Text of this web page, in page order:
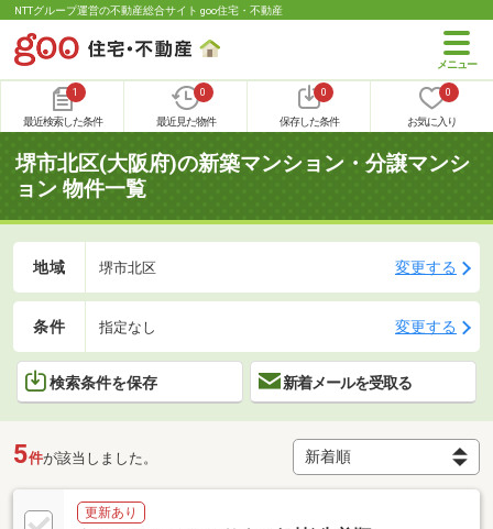
NTTグループ運営の不動産総合サイト goo住宅・不動産
1
最近検索した条件
0
最近見た物件
0
保存した条件
0
お気に入り
堺市北区(大阪府)の新築マンション・分譲マンシ
ョン 物件一覧
地域 堺市北区 変更する
条件 指定なし 変更する
検索条件を保存 新着メールを受取る
5件が該当しました。
更新あり